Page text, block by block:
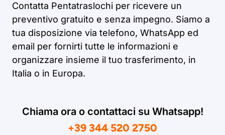
Contatta Pentatraslochi per ricevere un
preventivo gratuito e senza impegno. Siamo a
tua disposizione via telefono, WhatsApp ed
email per fornirti tutte le informazioni e
organizzare insieme il tuo trasferimento, in
Italia o in Europa.
Chiama ora o contattaci su Whatsapp!
+39 344 520 2750